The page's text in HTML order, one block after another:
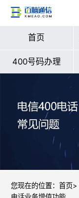
首页
400号码办理
您现在的位置： 首页>